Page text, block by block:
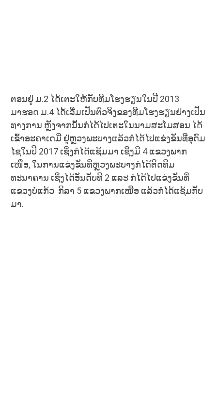
ຕອນຢູ່ ມ.2 ໄດ້ເຕະໃຫ້ກັບທີມໂຮງຮຽນໃນປີ 2013
ມາຮອດ ມ.4 ໄດ້ເລີ່ມເປັນຕົວຈິງຂອງທີມໂຮງຮຽນຢ່າງເປັນ
ທາງການ ຫຼັງຈາກນັ້ນກໍໄດ້ໄປເຕະໃນນາມສະໂມສອນ ໄດ້
ເຂົ້າອະຄາເດມີ່ ຢູ່ຫຼວງພະບາງແລ້ວກໍໄດ້ໄປແຂ່ງຂັນທີ່ອຸດົມ
ໄຊໃນປີ 2017 ເຊິ່ງກໍໄດ້ແຊ້ມມາ ເຊິ່ງມີ 4 ແຂວງພາກ
ເໜືອ, ໃນການແຂ່ງຂັນທີ່ຫຼວງພະບາງກໍໄດ້ຕິດທີມ
ທະນາຄານ ເຊິ່ງໄດ້ອັນດັບທີ 2 ແລະ ກໍໄດ້ໄປແຂ່ງຂັນທີ່
ແຂວງບໍ່ແກ້ວ ກິລາ 5 ແຂວງພາກເໜືອ ແລ້ວກໍໄດ້ແຊ້ມກັບ
ມາ.